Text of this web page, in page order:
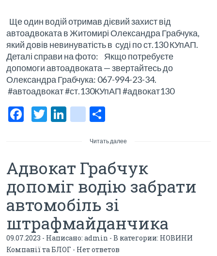
Ще один водій отримав дієвий захист від
автоадвоката в Житомирі Олександра Грабчука,
який довів невинуватість в суді по ст.130 КУпАП.
Деталі справи на фото: Якщо потребуєте
допомоги автоадвоката — звертайтесь до
Олександра Грабчука: 067-994-23-34.
#автоадвокат #ст.130КУпАП #адвокат130
F
o
o
k
T
Li
n
bl
g
g
er
_p
os
t
р
а
в
и
ть
Читать далее
Адвокат Грабчук
допоміг водію забрати
автомобіль зі
штрафмайданчика
09.07.2023 - Написано:admin - В категории: НОВИНИ
Компанії та БЛОГ - Нет ответов